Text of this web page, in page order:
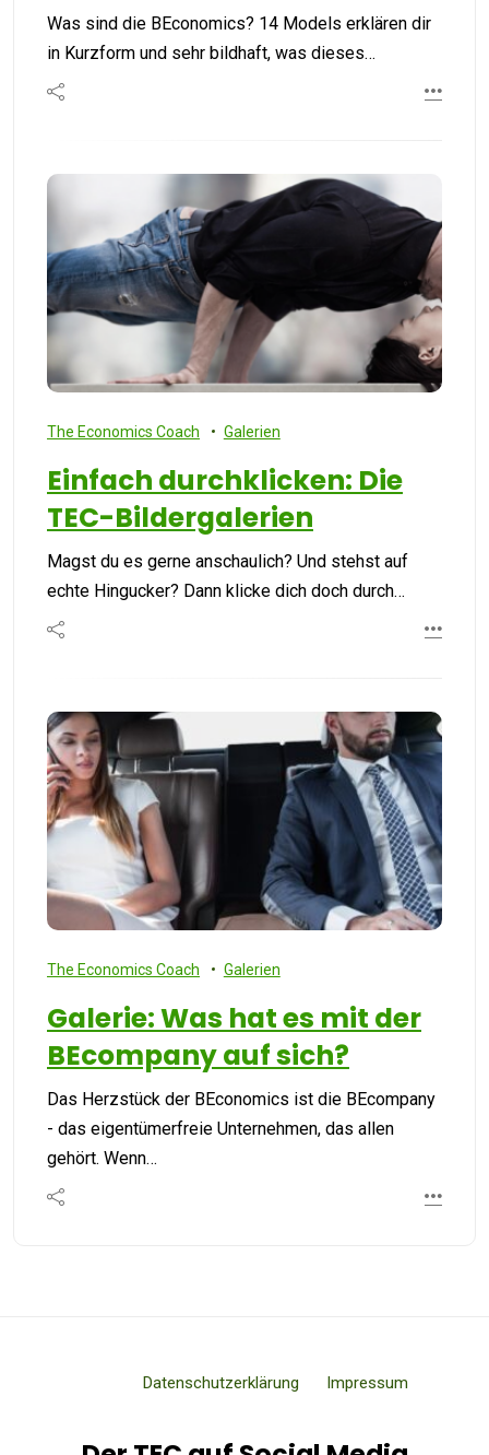
Was sind die BEconomics? 14 Models erklären dir
in Kurzform und sehr bildhaft, was dieses…
The Economics Coach Galerien
Einfach durchklicken: Die
TEC-Bildergalerien
Magst du es gerne anschaulich? Und stehst auf
echte Hingucker? Dann klicke dich doch durch…
The Economics Coach Galerien
Galerie: Was hat es mit der
BEcompany auf sich?
Das Herzstück der BEconomics ist die BEcompany
- das eigentümerfreie Unternehmen, das allen
gehört. Wenn…
Datenschutzerklärung Impressum